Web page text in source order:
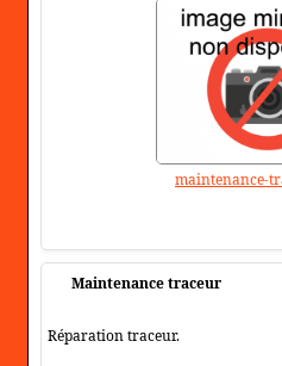
maintenance-
Maintenance traceur
Réparation traceur.